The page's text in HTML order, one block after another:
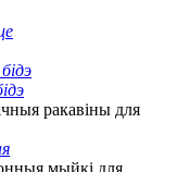
ракавіны для
мыйкі для